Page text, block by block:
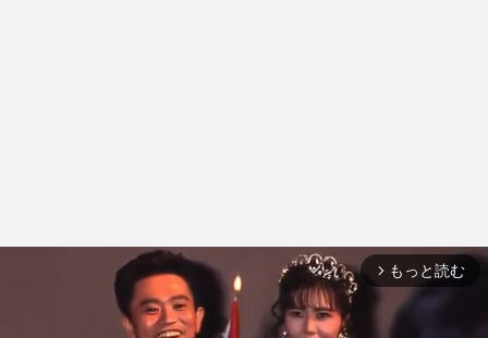
arrow_forward_ios もっと読む